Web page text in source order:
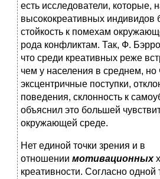
есть исследователи, которые,
высококреативных индивидов
стойкость к помехам
рода конфликтам. Так, Ф.
что среди креативных реже
чем у населения в среднем,
эксцентричные поступки,
поведения, склонность к
объяснил это большей
окружающей среде.
Нет единой точки зрения и в
отношении мотивационных
креативности. Согласно одной